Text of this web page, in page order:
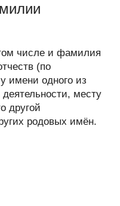
числе и фамилия
(по
имени одного из
месту
другой
родовых имён.